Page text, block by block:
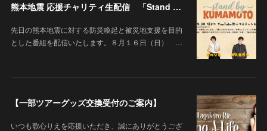
熊本地震 応援チャリティ生配信 「Stand By KUMAMOTO」
先日の熊本地震に対する防災喚起と被災地支援を目的
とした番組を配信いたします。８月１６日（日） …
【一部ツアーグッズ交換受付のご案内】
いつも歌心りえを応援いただき、誠にありがとうござ